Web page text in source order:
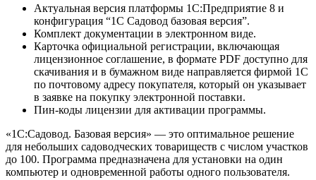
Актуальная версия платформы 1С:Предприятие 8 и
конфигурация “1С Садовод базовая версия”.
Комплект документации в электронном виде.
Карточка официальной регистрации, включающая
лицензионное соглашение, в формате PDF доступно для
скачивания и в бумажном виде направляется фирмой 1С
по почтовому адресу покупателя, который он указывает
в заявке на покупку электронной поставки.
Пин-коды лицензии для активации программы.
«1С:Садовод. Базовая версия» — это оптимальное решение
для небольших садоводческих товариществ с числом участков
до 100. Программа предназначена для установки на один
компьютер и одновременной работы одного пользователя.